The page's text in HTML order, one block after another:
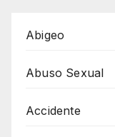
Abigeo
Abuso Sexual
Accidente